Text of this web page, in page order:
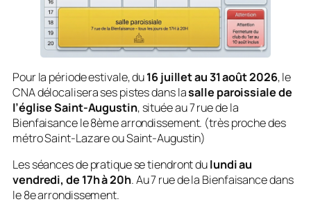
Pour la période estivale, du16 juillet au 31 août 2026, le
CNA délocalisera ses pistes dans lasalle paroissiale de
l’église Saint-Augustin, située au 7 rue de la
Bienfaisance le 8ème arrondissement. (très proche des
métro Saint-Lazare ou Saint-Augustin)
Les séances de pratique se tiendront dulundi au
vendredi, de 17h à 20h. Au 7 rue de la Bienfaisance dans
le 8e arrondissement.